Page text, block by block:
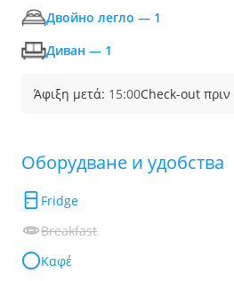
Двойно легло — 1
Диван — 1
Άφιξη μετά: 15:00Check-out
Обoрудване и удобства
Fridge
Breakfast
Καφέ